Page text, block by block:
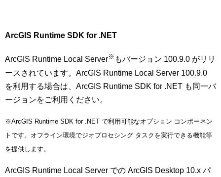
ArcGIS Runtime SDK for .NET
ArcGIS Runtime Local Server※ もバージョン 100.9.0 がリリ
ースされています。ArcGIS Runtime Local Server 100.9.0
を利用する場合は、ArcGIS Runtime SDK for .NET も同一バ
ージョンをご利用ください。
※ArcGIS Runtime SDK for .NET で利用可能なオプション コンポーネン
トです。オフライン環境でジオプロセシング タスクを実行できる機能等
を提供します。
ArcGIS Runtime Local Server での ArcGIS Desktop 10.x パ